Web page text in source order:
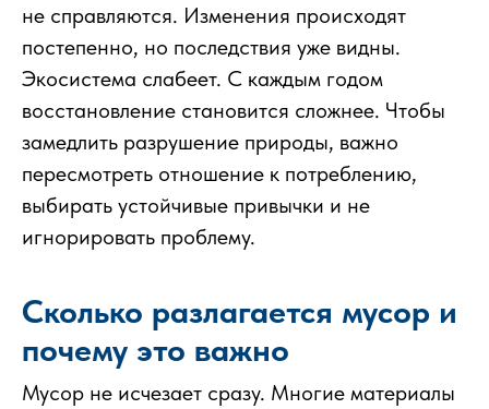
не справляются. Изменения происходят
постепенно, но последствия уже видны.
Экосистема слабеет. С каждым годом
восстановление становится сложнее. Чтобы
замедлить разрушение природы, важно
пересмотреть отношение к потреблению,
выбирать устойчивые привычки и не
игнорировать проблему.
Сколько разлагается мусор и
почему это важно
Мусор не исчезает сразу. Многие материалы